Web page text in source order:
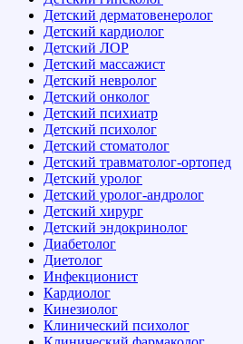
Детский дерматовенеролог
Детский кардиолог
Детский ЛОР
Детский массажист
Детский невролог
Детский онколог
Детский психиатр
Детский психолог
Детский стоматолог
Детский травматолог-ортопед
Детский уролог
Детский уролог-андролог
Детский хирург
Детский эндокринолог
Диабетолог
Диетолог
Инфекционист
Кардиолог
Кинезиолог
Клинический психолог